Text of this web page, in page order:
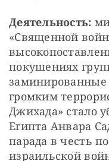
Деятельность:
«Священной
покушениях
громким
Джихада» стало
Египта Анвара
парада в честь
израильской